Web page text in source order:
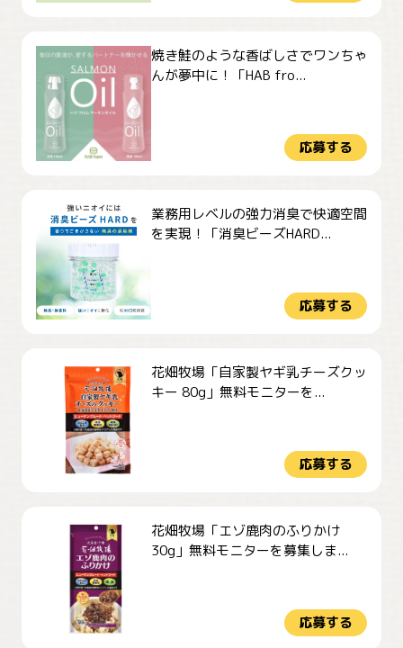
焼き鮭のような香ばしさでワンちゃ
んが夢中に！「HAB fro...
応募する
業務用レベルの強力消臭で快適空間
を実現！「消臭ビーズHARD...
応募する
花畑牧場「自家製ヤギ乳チーズクッ
キー 80g」無料モニターを...
応募する
花畑牧場「エゾ鹿肉のふりかけ
30g」無料モニターを募集しま...
応募する